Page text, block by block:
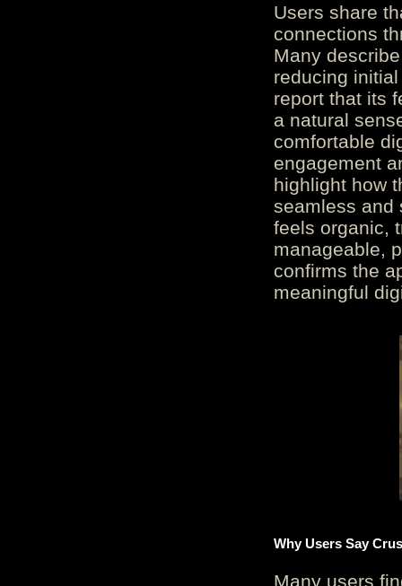
Users share
connections
Many
reducing
report that its
a natural
comfortable
engagement
highlight how
seamless and
feels organic,
manageable,
confirms the
meaningful
Why Users Say
Many users